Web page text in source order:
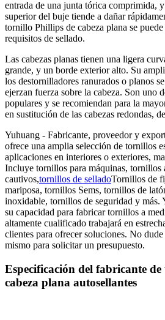
entrada de una junta tórica comprimida,
superior del buje tiende a dañar
tornillo Phillips de cabeza plana se
requisitos de sellado.
Las cabezas planas tienen una ligera
grande, y un borde exterior alto. Su
los destornilladores ranurados o planos
ejerzan fuerza sobre la cabeza. Son uno
populares y se recomiendan para la
en sustitución de las cabezas redondas,
Yuhuang - Fabricante, proveedor y
ofrece una amplia selección de tornillos
aplicaciones en interiores o exteriores,
Incluye tornillos para máquinas, tornillos
cautivos,tornillos de selladoTornillos de
mariposa, tornillos Sems, tornillos de
inoxidable, tornillos de seguridad y más.
su capacidad para fabricar tornillos a
altamente cualificado trabajará en
clientes para ofrecer soluciones. No
mismo para solicitar un presupuesto.
Especificación del fabricante
cabeza plana autosellantes